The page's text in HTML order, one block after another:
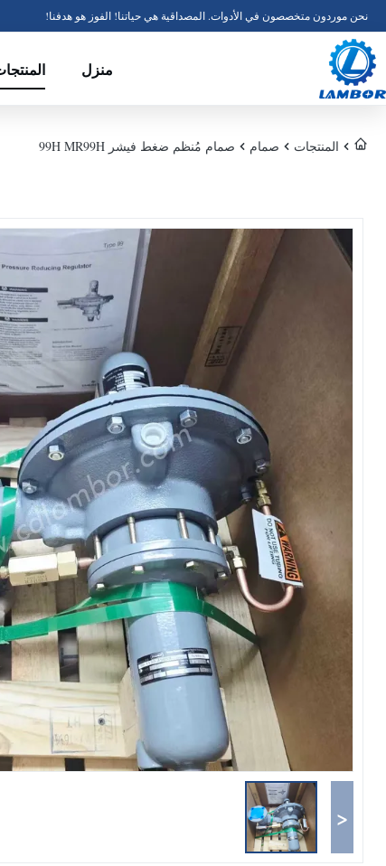
نحن موردون متخصصون في الأدوات. المصداقية هي حياتنا! الفوز هو هدفنا!
منزل
المنتجات صمام صمام مُنظم ضغط فيشر 99H MR99H
<